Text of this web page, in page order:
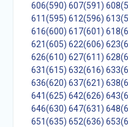
606(590) 607(591)
611(595) 612(596)
616(600) 617(601)
621(605) 622(606)
626(610) 627(611)
631(615) 632(616)
636(620) 637(621)
641(625) 642(626)
646(630) 647(631)
651(635) 652(636)